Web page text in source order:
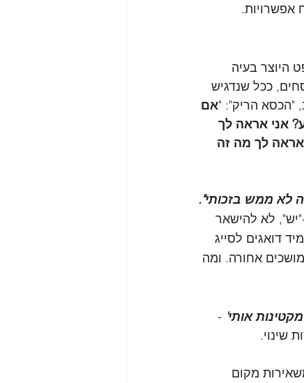
אפשרויות.
היוצר בעיה
ככל שנדגיש
"הכסא הריק": "אם
אני אראה לך
אראה לך מה זה
לא ממש בזכותי".
לא להישאר
דואגים לסייג
אחורה. ומה
אותי' -
שינוי.
משאירות מקום